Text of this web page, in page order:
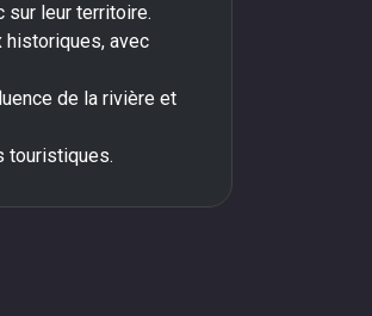
sur leur territoire.
historiques, avec
de la rivière et
touristiques.